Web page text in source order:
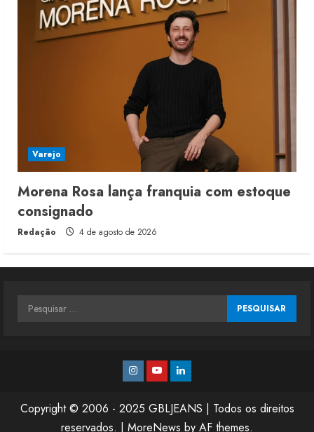
Varejo
Morena Rosa lança franquia com estoque
consignado
Redação 4 de agosto de 2026
Pesquisar
Instagram
YoutubeLinkedin
Copyright © 2006 - 2025 GBLJEANS | Todos os direitos
reservados. | MoreNews by AF themes.